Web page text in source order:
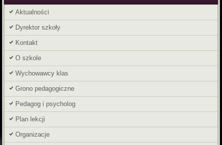
Aktualności
Dyrektor szkoły
Kontakt
O szkole
Wychowawcy klas
Grono pedagogiczne
Pedagog i psycholog
Plan lekcji
Organizacje